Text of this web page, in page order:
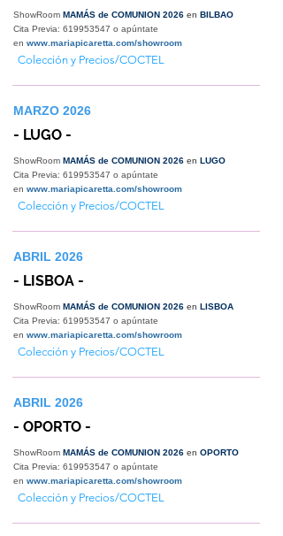
ShowRoom MAMÁS de COMUNION 2026 en BILBAO
Cita Previa: 619953547 o apúntate
en www.mariapicaretta.com/showroom
Colección y Precios/COCTEL
MARZO 2026
- LUGO -
ShowRoom MAMÁS de COMUNION 2026 en LUGO
Cita Previa: 619953547 o apúntate
en www.mariapicaretta.com/showroom
Colección y Precios/COCTEL
ABRIL 2026
- LISBOA -
ShowRoom MAMÁS de COMUNION 2026 en LISBOA
Cita Previa: 619953547 o apúntate
en www.mariapicaretta.com/showroom
Colección y Precios/COCTEL
ABRIL 2026
- OPORTO -
ShowRoom MAMÁS de COMUNION 2026 en OPORTO
Cita Previa: 619953547 o apúntate
en www.mariapicaretta.com/showroom
Colección y Precios/COCTEL